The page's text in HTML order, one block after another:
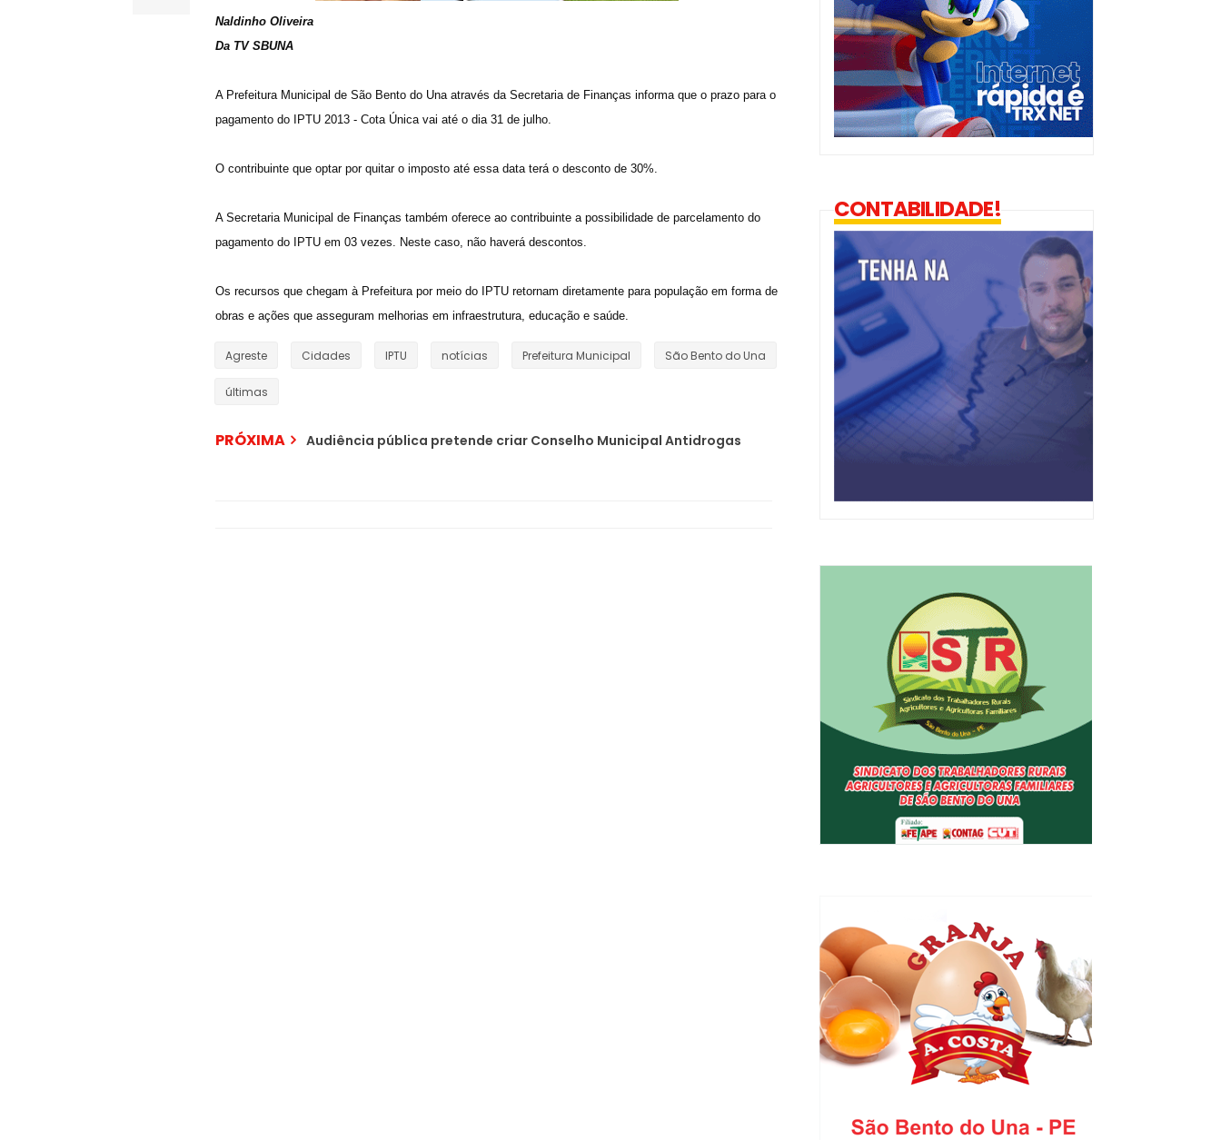
Naldinho Oliveira
Da TV SBUNA
A Prefeitura Municipal de São Bento do Una através da Secretaria de Finanças informa que o prazo para o
pagamento do IPTU 2013 - Cota Única vai até o dia 31 de julho.
O contribuinte que optar por quitar o imposto até essa data terá o desconto de 30%.
A Secretaria Municipal de Finanças também oferece ao contribuinte a possibilidade de parcelamento do
pagamento do IPTU em 03 vezes. Neste caso, não haverá descontos.
Os recursos que chegam à Prefeitura por meio do IPTU retornam diretamente para população em forma de
obras e ações que asseguram melhorias em infraestrutura, educação e saúde.
Agreste Cidades IPTU notícias Prefeitura Municipal São Bento do Una
últimas
PRÓXIMA Audiência pública pretende criar Conselho Municipal Antidrogas
CONTABILIDADE!